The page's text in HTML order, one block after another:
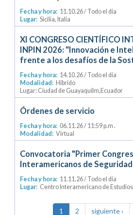
Fecha y hora: 11.10.26/ Todo el día
Lugar: Sicilia, Italia
XI CONGRESO CIENTÍFICO
INPIN 2026: “Innovación e
frente a los desafíos de la
Fecha y hora: 14.10.26/ Todo el día
Modalidad: Híbrido
Lugar: Ciudad de Guayaquilm,Ecuador
Órdenes de servicio
Fecha y hora: 06.11.26/ 11:59 p.m .
Modalidad: Virtual
Convocatoria "Primer
Interamericanos de
Fecha y hora: 11.11.26/ Todo el día
Lugar: Centro Interamericano de Estudios
1 2 siguiente ›